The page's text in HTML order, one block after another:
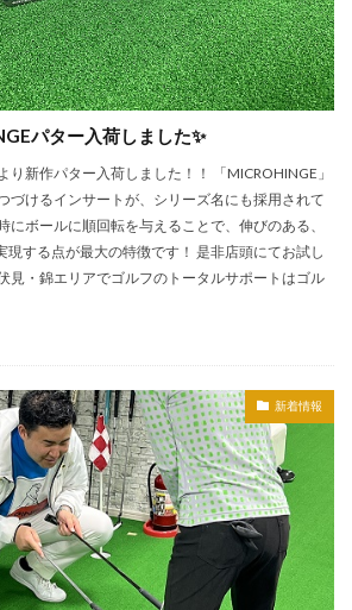
パター入荷しました✨
新作パター入荷しました！！ 「MICROHINGE」
づけるインサートが、シリーズ名にも採用されて
にボールに順回転を与えることで、伸びのある、
現する点が最大の特徴です！ 是非店頭にてお試し
見・錦エリアでゴルフのトータルサポートはゴル
新着情報